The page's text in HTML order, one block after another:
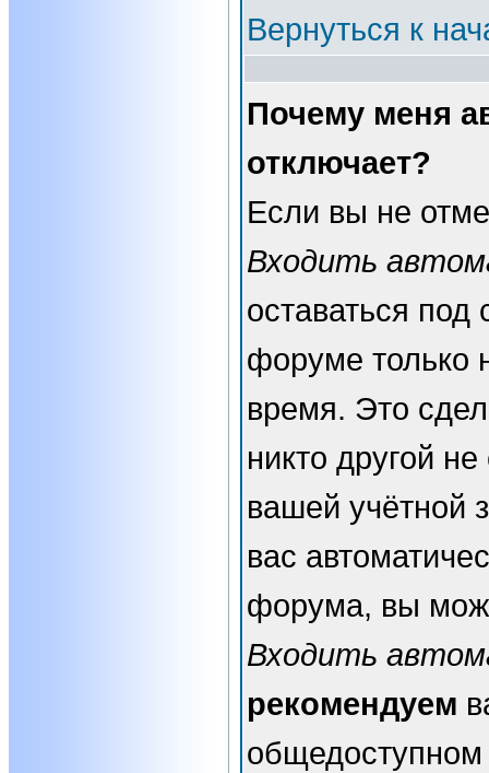
Вернуться к
Почему меня
отключает?
Если вы не
Входить
оставаться
форуме только
время. Это
никто другой
вашей учётной
вас
форума, вы
Входить
рекомендуем